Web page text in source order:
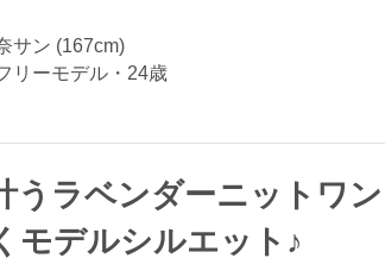
サン (167cm)
リーモデル・24歳
うラベンダーニットワ
モデルシルエット♪